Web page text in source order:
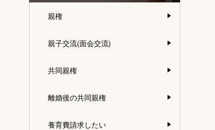
親権
親子交流(面会交流)
共同親権
離婚後の共同親権
養育費請求したい